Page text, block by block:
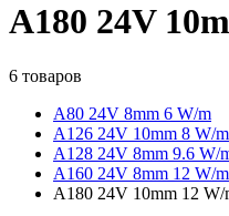
A180 24V
6 товаров
A80 24V 8mm 6 W/m
A126 24V 10mm 8 W/m
A128 24V 8mm 9.6 W/
A160 24V 8mm 12 W/m
A180 24V 10mm 12 W/